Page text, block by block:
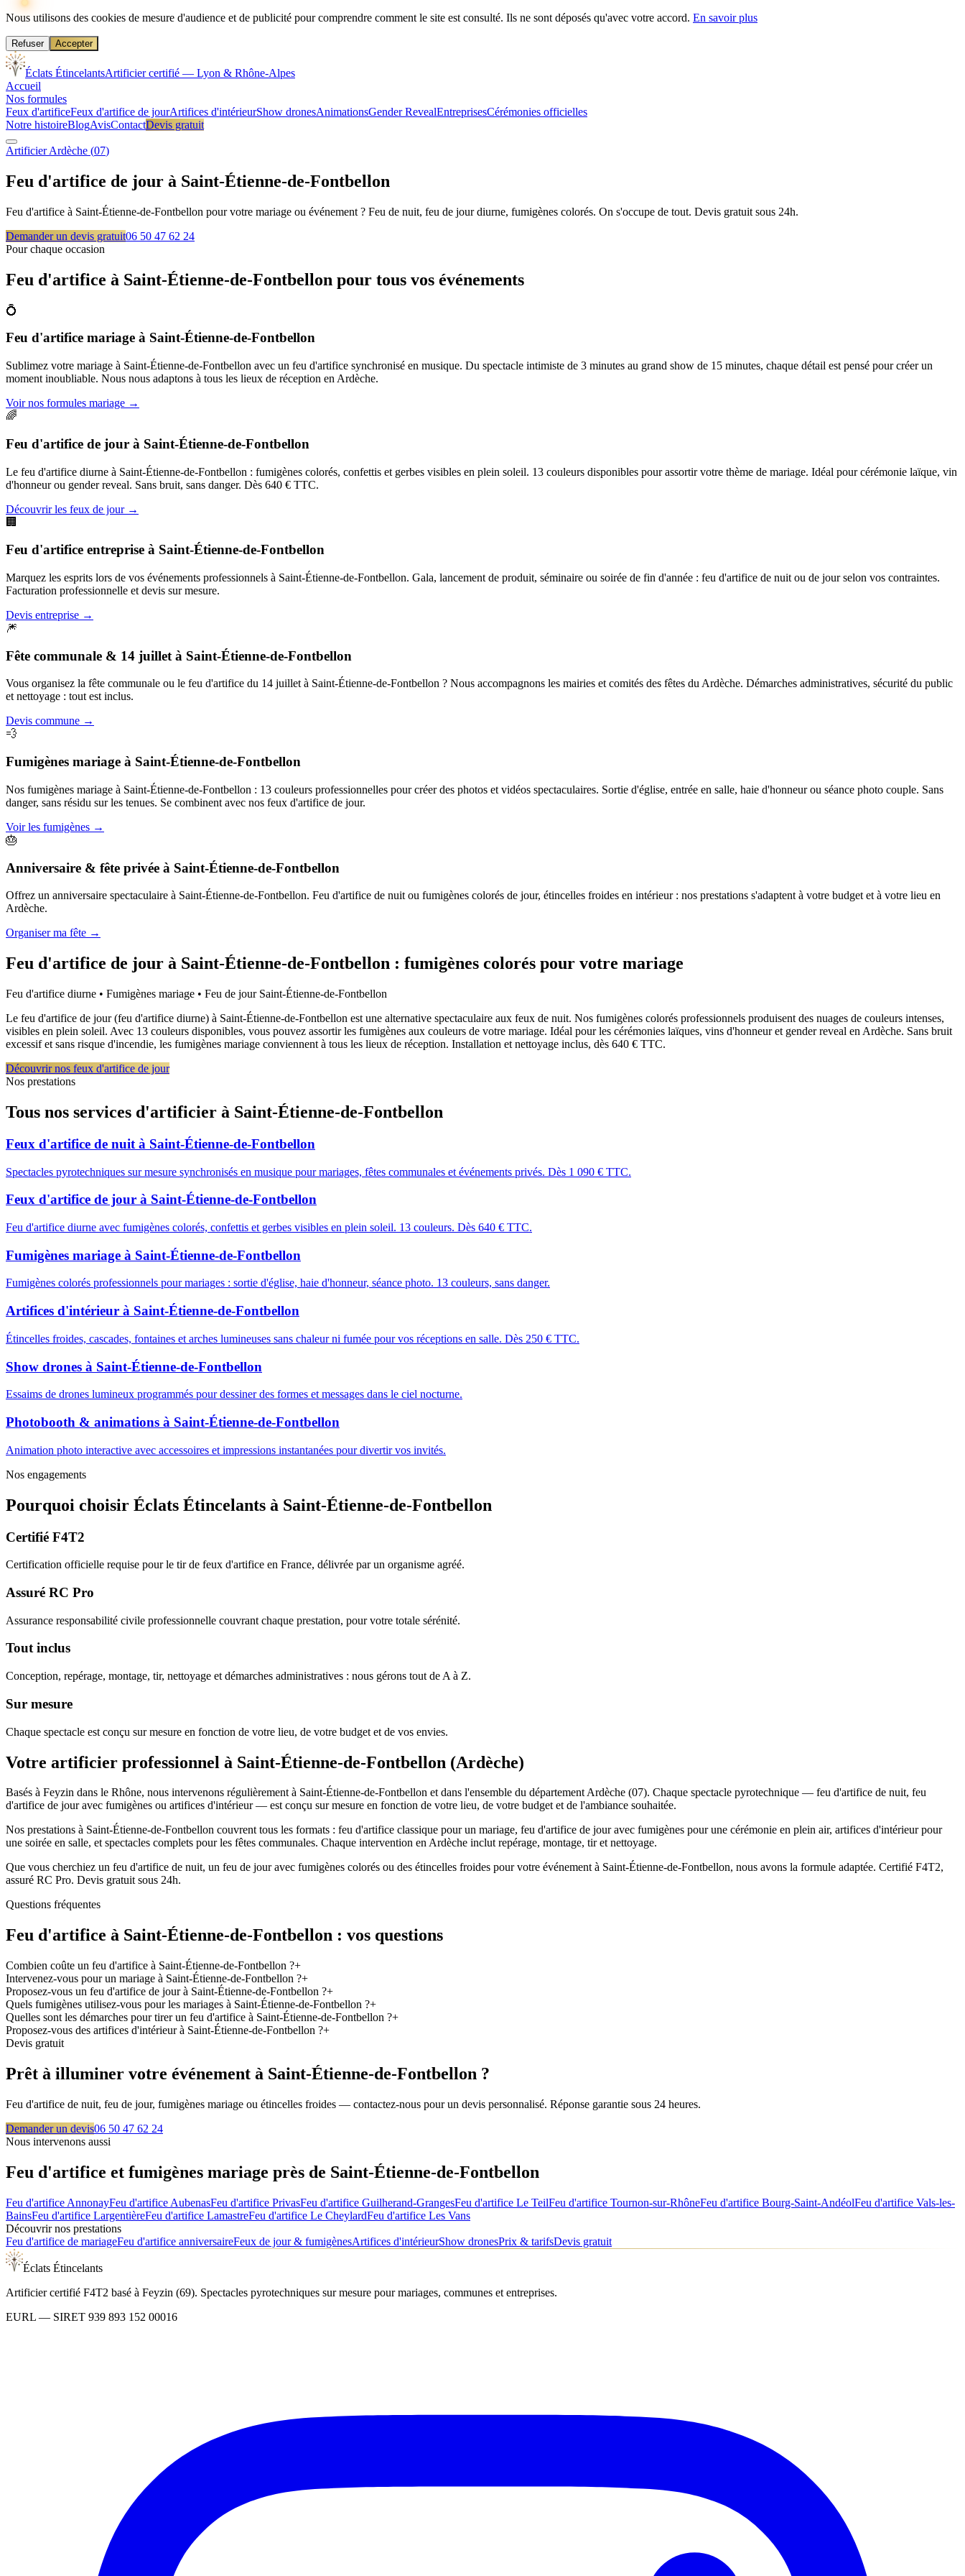
Nous utilisons des cookies de mesure d'audience et de publicité pour comprendre comment le site est consulté. Ils ne sont déposés qu'avec votre accord. En savoir plus
Refuser Accepter
Éclats ÉtincelantsArtificier certifié — Lyon & Rhône-Alpes
Accueil
Nos formules
Feux d'artificeFeux d'artifice de jourArtifices d'intérieurShow dronesAnimationsGender RevealEntreprisesCérémonies officielles
Notre histoireBlogAvisContactDevis gratuit
ArtificierArdèche (07)
Feu d'artifice de jour à Saint-Étienne-de-Fontbellon
Feu d'artifice à Saint-Étienne-de-Fontbellon pour votre mariage ou événement ? Feu de nuit, feu de jour diurne, fumigènes colorés. On s'occupe de tout. Devis gratuit sous 24h.
Demander un devis gratuit06 50 47 62 24
Pour chaque occasion
Feu d'artifice à Saint-Étienne-de-Fontbellon pour tous vos événements
💍
Feu d'artifice mariage à Saint-Étienne-de-Fontbellon
Sublimez votre mariage à Saint-Étienne-de-Fontbellon avec un feu d'artifice synchronisé en musique. Du spectacle intimiste de 3 minutes au grand show de 15 minutes, chaque détail est pensé pour créer un
moment inoubliable. Nous nous adaptons à tous les lieux de réception en Ardèche.
Voir nos formules mariage →
🌈
Feu d'artifice de jour à Saint-Étienne-de-Fontbellon
Le feu d'artifice diurne à Saint-Étienne-de-Fontbellon : fumigènes colorés, confettis et gerbes visibles en plein soleil. 13 couleurs disponibles pour assortir votre thème de mariage. Idéal pour cérémonie laïque, vin
d'honneur ou gender reveal. Sans bruit, sans danger. Dès 640 € TTC.
Découvrir les feux de jour→
🏢
Feu d'artifice entreprise à Saint-Étienne-de-Fontbellon
Marquez les esprits lors de vos événements professionnels à Saint-Étienne-de-Fontbellon. Gala, lancement de produit, séminaire ou soirée de fin d'année : feu d'artifice de nuit ou de jour selon vos contraintes.
Facturation professionnelle et devis sur mesure.
Devis entreprise →
🎆
Fête communale & 14 juillet à Saint-Étienne-de-Fontbellon
Vous organisez la fête communale ou le feu d'artifice du 14 juillet à Saint-Étienne-de-Fontbellon ? Nous accompagnons les mairies et comités des fêtes du Ardèche. Démarches administratives, sécurité du public
et nettoyage : tout est inclus.
Devis commune →
💨
Fumigènes mariage à Saint-Étienne-de-Fontbellon
Nos fumigènes mariage à Saint-Étienne-de-Fontbellon : 13 couleurs professionnelles pour créer des photos et vidéos spectaculaires. Sortie d'église, entrée en salle, haie d'honneur ou séance photo couple. Sans
danger, sans résidu sur les tenues. Se combinent avec nos feux d'artifice de jour.
Voir les fumigènes →
🎂
Anniversaire & fête privée à Saint-Étienne-de-Fontbellon
Offrez un anniversaire spectaculaire à Saint-Étienne-de-Fontbellon. Feu d'artifice de nuit ou fumigènes colorés de jour, étincelles froides en intérieur : nos prestations s'adaptent à votre budget et à votre lieu en
Ardèche.
Organiser ma fête →
Feu d'artifice de jour à Saint-Étienne-de-Fontbellon : fumigènes colorés pour votre mariage
Feu d'artifice diurne • Fumigènes mariage • Feu de jour Saint-Étienne-de-Fontbellon
Le feu d'artifice de jour (feu d'artifice diurne) à Saint-Étienne-de-Fontbellon est une alternative spectaculaire aux feux de nuit. Nos fumigènes colorés professionnels produisent des nuages de couleurs intenses,
visibles en plein soleil. Avec 13 couleurs disponibles, vous pouvez assortir les fumigènes aux couleurs de votre mariage. Idéal pour les cérémonies laïques, vins d'honneur et gender reveal en Ardèche. Sans bruit
excessif et sans risque d'incendie, les fumigènes mariage conviennent à tous les lieux de réception. Installation et nettoyage inclus, dès 640 € TTC.
Découvrir nos feux d'artifice de jour
Nos prestations
Tous nos services d'artificier à Saint-Étienne-de-Fontbellon
Feux d'artifice de nuit à Saint-Étienne-de-Fontbellon
Spectacles pyrotechniques sur mesure synchronisés en musique pour mariages, fêtes communales et événements privés. Dès 1 090 € TTC.
Feux d'artifice de jour à Saint-Étienne-de-Fontbellon
Feu d'artifice diurne avec fumigènes colorés, confettis et gerbes visibles en plein soleil. 13 couleurs. Dès 640 € TTC.
Fumigènes mariage à Saint-Étienne-de-Fontbellon
Fumigènes colorés professionnels pour mariages : sortie d'église, haie d'honneur, séance photo. 13 couleurs, sans danger.
Artifices d'intérieur à Saint-Étienne-de-Fontbellon
Étincelles froides, cascades, fontaines et arches lumineuses sans chaleur ni fumée pour vos réceptions en salle. Dès 250 € TTC.
Show drones à Saint-Étienne-de-Fontbellon
Essaims de drones lumineux programmés pour dessiner des formes et messages dans le ciel nocturne.
Photobooth & animations à Saint-Étienne-de-Fontbellon
Animation photo interactive avec accessoires et impressions instantanées pour divertir vos invités.
Nos engagements
Pourquoi choisir Éclats Étincelants à Saint-Étienne-de-Fontbellon
Certifié F4T2
Certification officielle requise pour le tir de feux d'artifice en France, délivrée par un organisme agréé.
Assuré RC Pro
Assurance responsabilité civile professionnelle couvrant chaque prestation, pour votre totale sérénité.
Tout inclus
Conception, repérage, montage, tir, nettoyage et démarches administratives : nous gérons tout de A à Z.
Sur mesure
Chaque spectacle est conçu sur mesure en fonction de votre lieu, de votre budget et de vos envies.
Votre artificier professionnel à Saint-Étienne-de-Fontbellon (Ardèche)
Basés à Feyzin dans le Rhône, nous intervenons régulièrement à Saint-Étienne-de-Fontbellon et dans l'ensemble du département Ardèche (07). Chaque spectacle pyrotechnique — feu d'artifice de nuit, feu
d'artifice de jour avec fumigènes ou artifices d'intérieur — est conçu sur mesure en fonction de votre lieu, de votre budget et de l'ambiance souhaitée.
Nos prestations à Saint-Étienne-de-Fontbellon couvrent tous les formats : feu d'artifice classique pour un mariage, feu d'artifice de jour avec fumigènes pour une cérémonie en plein air, artifices d'intérieur pour
une soirée en salle, et spectacles complets pour les fêtes communales. Chaque intervention en Ardèche inclut repérage, montage, tir et nettoyage.
Que vous cherchiez un feu d'artifice de nuit, un feu de jour avec fumigènes colorés ou des étincelles froides pour votre événement à Saint-Étienne-de-Fontbellon, nous avons la formule adaptée. Certifié F4T2,
assuré RC Pro. Devis gratuit sous 24h.
Questions fréquentes
Feu d'artifice à Saint-Étienne-de-Fontbellon : vos questions
Combien coûte un feu d'artifice à Saint-Étienne-de-Fontbellon ?+
Intervenez-vous pour un mariage à Saint-Étienne-de-Fontbellon ?+
Proposez-vous un feu d'artifice de jour à Saint-Étienne-de-Fontbellon ?+
Quels fumigènes utilisez-vous pour les mariages à Saint-Étienne-de-Fontbellon ?+
Quelles sont les démarches pour tirer un feu d'artifice à Saint-Étienne-de-Fontbellon ?+
Proposez-vous des artifices d'intérieur à Saint-Étienne-de-Fontbellon ?+
Devis gratuit
Prêt à illuminer votre événement à Saint-Étienne-de-Fontbellon ?
Feu d'artifice de nuit, feu de jour, fumigènes mariage ou étincelles froides — contactez-nous pour un devis personnalisé. Réponse garantie sous 24 heures.
Demander un devis06 50 47 62 24
Nous intervenons aussi
Feu d'artifice et fumigènes mariage près de Saint-Étienne-de-Fontbellon
Feu d'artifice AnnonayFeu d'artifice AubenasFeu d'artifice PrivasFeu d'artifice Guilherand-GrangesFeu d'artifice Le TeilFeu d'artifice Tournon-sur-RhôneFeu d'artifice Bourg-Saint-AndéolFeu d'artifice Vals-les-
BainsFeu d'artifice LargentièreFeu d'artifice LamastreFeu d'artifice Le CheylardFeu d'artifice Les Vans
Découvrir nos prestations
Feu d'artifice de mariageFeu d'artifice anniversaireFeux de jour & fumigènesArtifices d'intérieurShow dronesPrix & tarifsDevis gratuit
Éclats Étincelants
Artificier certifié F4T2 basé à Feyzin (69). Spectacles pyrotechniques sur mesure pour mariages, communes et entreprises.
EURL — SIRET 939 893 152 00016